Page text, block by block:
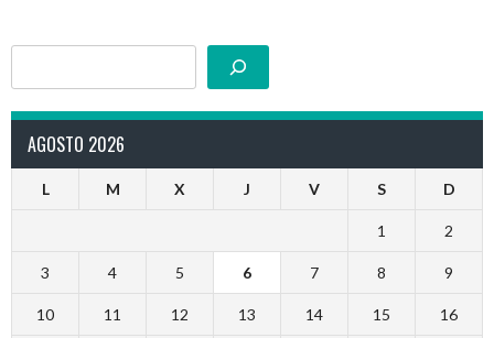
AGOSTO 2026
L M X J V S D
1 2
3 4 5 6 7 8 9
10 11 12 13 14 15 16